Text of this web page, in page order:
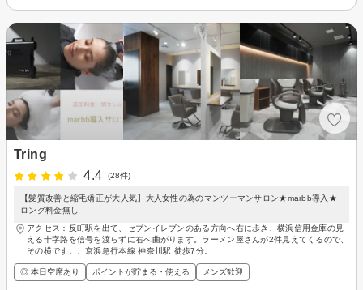
Tring
4.4
(28件)
【髪質改善と縮毛矯正が大人気】大人女性の為のマンツーマンサロン★marbb導入★
ロング料金無し
アクセス：反町駅を出て、セブンイレブンのある方向へ右に歩き、横浜信用金庫の見
える十字路を信号を渡らずに右へ曲がります。ラーメン屋さんが2件見えてくるので、
その横です。、京浜急行本線 神奈川駅 徒歩7分。
◎ 本日空席あり ポイントが貯まる・使える メンズ歓迎